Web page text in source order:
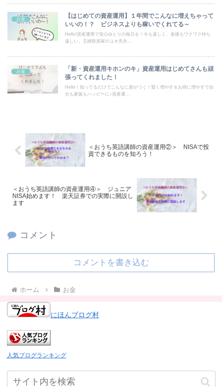
お金
【はじめての資産運用】１年間でこんなに増えちゃって
いいの！？ ビジネスよりも稼いでくれてる～
Hello!資産運用で安心ゆとりの毎日を！今も楽しく、老後もワクワク待ち
遠しい。主婦投資家のユキ先生...
お金
「新・資産運用キホンのキ」資産運用はじめてさんも頑
張ってくれました！
Hello！知ってるだけでこんなに差がつく！賢く増やす＆お得に増やすで自
分も家族もハッピーに♪資産運...
＜おうち英語講師の資産運用②＞ NISAで投
資できるものを知ろう！
＜おうち英語講師の資産運用④＞ ジュニア
NISA始めます！ 楽天証券での実際に開設し
ます
コメント
コメントを書き込む
ホーム お金
にほんブログ村
人気ブログランキング